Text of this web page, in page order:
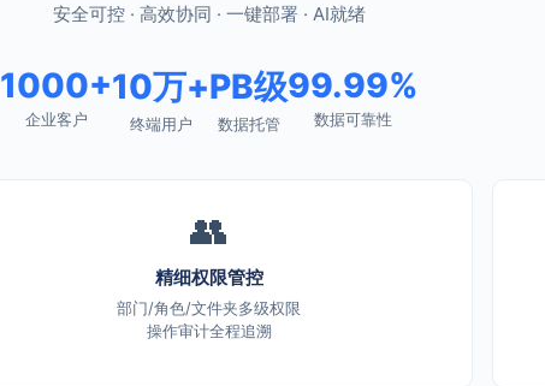
安全可控 · 高效协同 · 一键部署 · AI就绪
1000+
企业客户
10万+
终端用户
PB级
数据托管
99.99%
数据可靠性
👥
精细权限管控
部门/角色/文件夹多级权限
操作审计全程追溯